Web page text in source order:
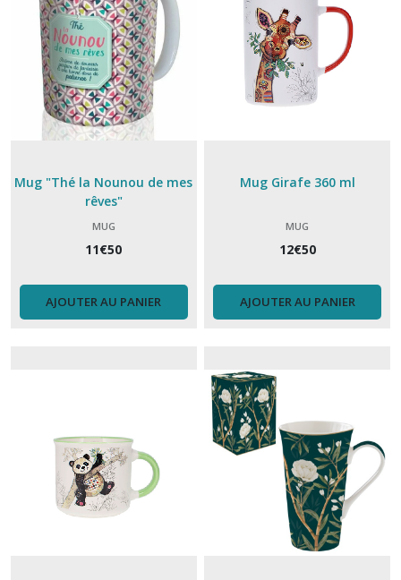
Mug "Thé la Nounou de mes
rêves"
MUG
11€50
AJOUTER AU PANIER
Mug Girafe 360 ml
MUG
12€50
AJOUTER AU PANIER